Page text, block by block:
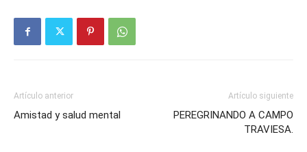
Artículo anterior
Amistad y salud mental
Artículo siguiente
PEREGRINANDO A CAMPO
TRAVIESA.